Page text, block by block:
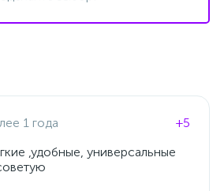
1 года
+5
,удобные, универсальные